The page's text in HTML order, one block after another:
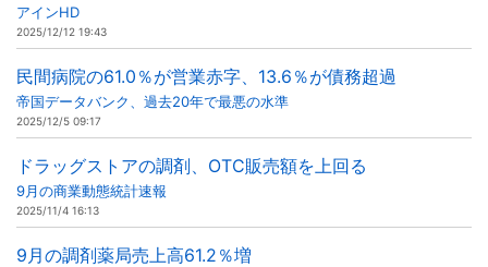
アインHD
2025/12/12 19:43
民間病院の61.0％が営業赤字、13.6％が債務超過
帝国データバンク、過去20年で最悪の水準
2025/12/5 09:17
ドラッグストアの調剤、OTC販売額を上回る
9月の商業動態統計速報
2025/11/4 16:13
9月の調剤薬局売上高61.2％増